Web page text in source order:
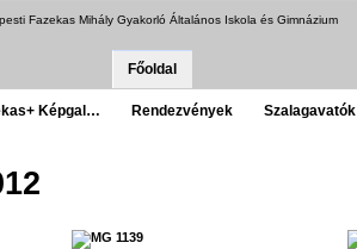
Fazekas Mihály Gyakorló Általános Iskola és Gimnázium
Főoldal
Képgal… Rendezvények Szalagavatók